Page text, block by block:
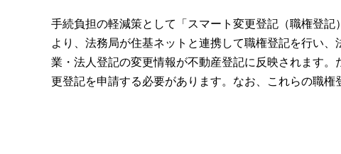
手続負担の軽減策として「スマート変更登記（職権登
より、法務局が住基ネットと連携して職権登記を行い
業・法人登記の変更情報が不動産登記に反映されます
更登記を申請する必要があります。なお、これらの職権